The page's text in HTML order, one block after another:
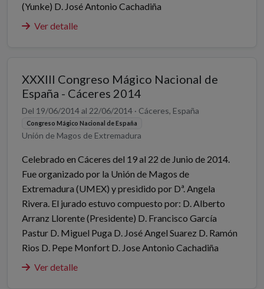
(Yunke) D. José Antonio Cachadiña
Ver detalle
XXXIII Congreso Mágico Nacional de
España - Cáceres 2014
Del 19/06/2014 al 22/06/2014 · Cáceres, España
Congreso Mágico Nacional de España
Unión de Magos de Extremadura
Celebrado en Cáceres del 19 al 22 de Junio de 2014.
Fue organizado por la Unión de Magos de
Extremadura (UMEX) y presidido por Dª. Angela
Rivera. El jurado estuvo compuesto por: D. Alberto
Arranz Llorente (Presidente) D. Francisco García
Pastur D. Miguel Puga D. José Angel Suarez D. Ramón
Rios D. Pepe Monfort D. Jose Antonio Cachadiña
Ver detalle